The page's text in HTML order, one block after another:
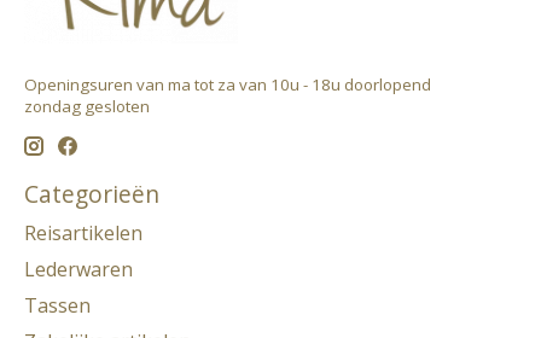
Openingsuren van ma tot za van 10u - 18u doorlopend ​
zondag gesloten
Categorieën
Reisartikelen
Lederwaren
Tassen